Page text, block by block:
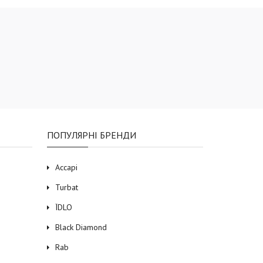
Accapi
Turbat
ЇDLO
Black Diamond